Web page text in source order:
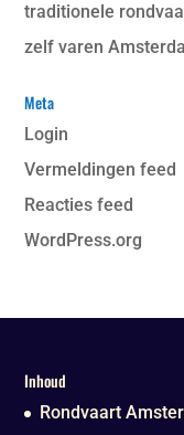
traditionele
zelf varen
Meta
Login
Vermeldingen feed
Reacties feed
WordPress.org
Inhoud
Rondvaart